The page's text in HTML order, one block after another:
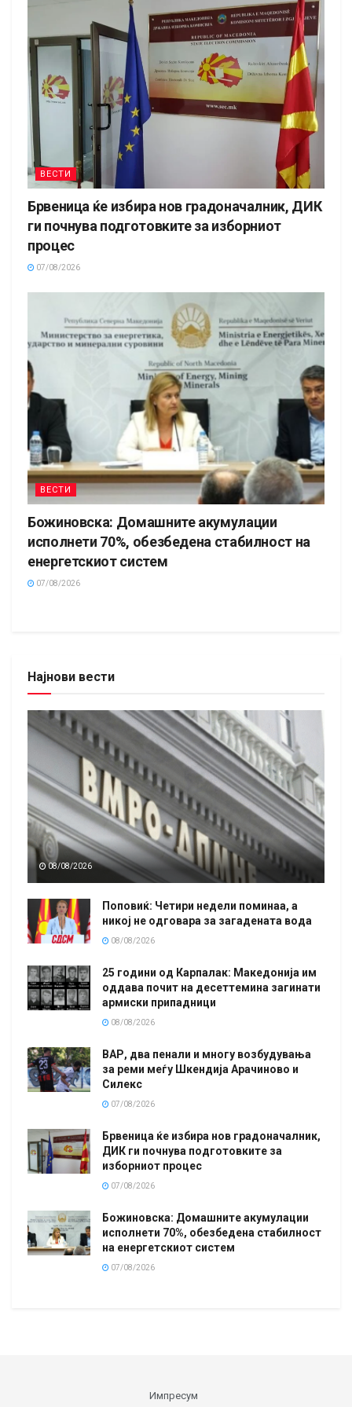
ВЕСТИ
Брвеница ќе избира нов градоначалник, ДИК
ги почнува подготовките за изборниот
процес
07/08/2026
ВЕСТИ
Божиновска: Домашните акумулации
исполнети 70%, обезбедена стабилност на
енергетскиот систем
07/08/2026
Најнови вести
08/08/2026
Поповиќ: Четири недели поминаа, а
никој не одговара за загадената вода
08/08/2026
25 години од Карпалак: Македонија им
оддава почит на десеттемина загинати
армиски припадници
08/08/2026
ВАР, два пенали и многу возбудувања
за реми меѓу Шкендија Арачиново и
Силекс
07/08/2026
Брвеница ќе избира нов градоначалник,
ДИК ги почнува подготовките за
изборниот процес
07/08/2026
Божиновска: Домашните акумулации
исполнети 70%, обезбедена стабилност
на енергетскиот систем
07/08/2026
Импресум